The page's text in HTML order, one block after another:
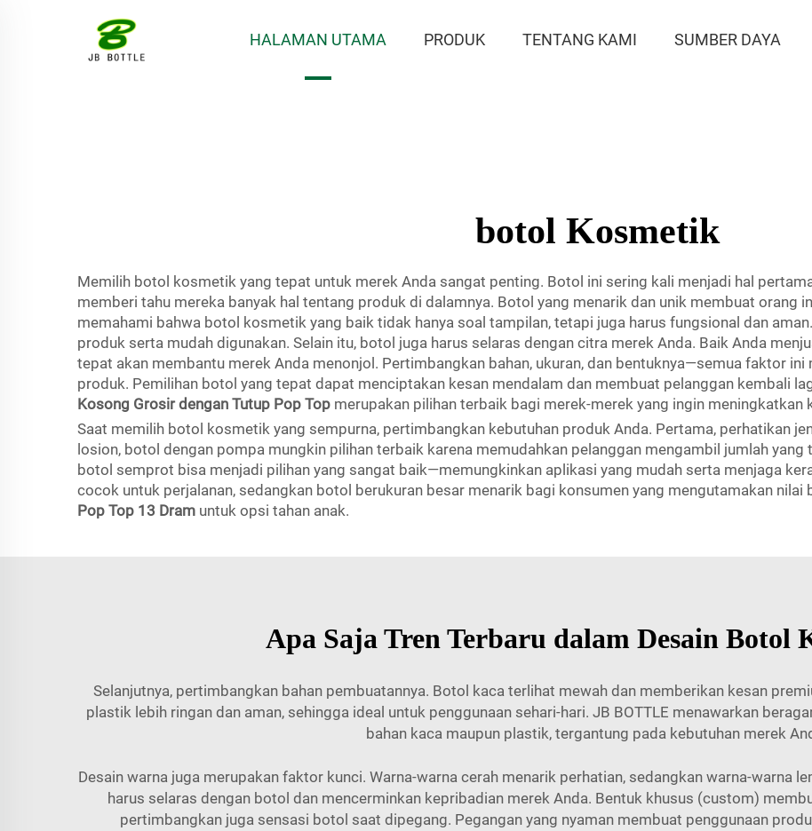
HALAMAN UTAMA PRODUK TENTANG KAMI SUMBER DAYA
botol Kosmetik
Memilih botol kosmetik yang tepat untuk merek Anda sangat penting. Botol ini sering kali menjadi hal
memberi tahu mereka banyak hal tentang produk di dalamnya. Botol yang menarik dan unik membuat orang
memahami bahwa botol kosmetik yang baik tidak hanya soal tampilan, tetapi juga harus fungsional dan
produk serta mudah digunakan. Selain itu, botol juga harus selaras dengan citra merek Anda. Baik Anda
tepat akan membantu merek Anda menonjol. Pertimbangkan bahan, ukuran, dan bentuknya—semua faktor
produk. Pemilihan botol yang tepat dapat menciptakan kesan mendalam dan membuat pelanggan kembali
Kosong Grosir dengan Tutup Pop Top merupakan pilihan terbaik bagi merek-merek yang ingin meningkatkan
Saat memilih botol kosmetik yang sempurna, pertimbangkan kebutuhan produk Anda. Pertama, perhatikan
losion, botol dengan pompa mungkin pilihan terbaik karena memudahkan pelanggan mengambil jumlah
botol semprot bisa menjadi pilihan yang sangat baik—memungkinkan aplikasi yang mudah serta menjaga
cocok untuk perjalanan, sedangkan botol berukuran besar menarik bagi konsumen yang mengutamakan nilai
Pop Top 13 Dram untuk opsi tahan anak.
Apa Saja Tren Terbaru dalam Desain Botol
Selanjutnya, pertimbangkan bahan pembuatannya. Botol kaca terlihat mewah dan memberikan kesan
plastik lebih ringan dan aman, sehingga ideal untuk penggunaan sehari-hari. JB BOTTLE menawarkan
bahan kaca maupun plastik, tergantung pada kebutuhan merek
Desain warna juga merupakan faktor kunci. Warna-warna cerah menarik perhatian, sedangkan warna-warna
harus selaras dengan botol dan mencerminkan kepribadian merek Anda. Bentuk khusus (custom)
pertimbangkan juga sensasi botol saat dipegang. Pegangan yang nyaman membuat penggunaan